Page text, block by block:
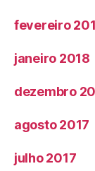
fevereiro
janeiro 2018
dezembro
agosto 2017
julho 2017